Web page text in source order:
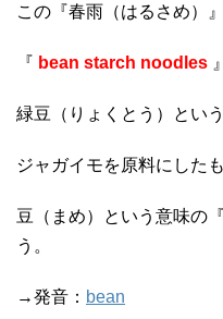
この『春雨（はるさめ）
『 bean starch noodles
緑豆（りょくとう）とい
ジャガイモを原料にした
豆（まめ）という意味の『
う。
→発音： bean